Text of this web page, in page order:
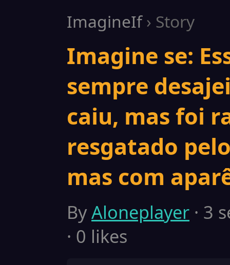
ImagineIf› Story
Imagine se:
sempre
caiu, mas foi
resgatado
mas com
ByAloneplayer · 3
· 0 likes